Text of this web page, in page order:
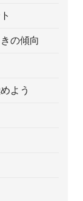
の傾向
よう